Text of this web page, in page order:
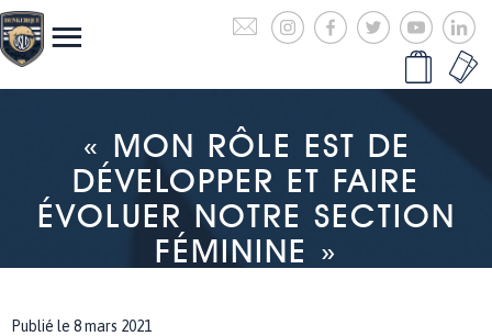
« MON RÔLE EST DE
DÉVELOPPER ET FAIRE
ÉVOLUER NOTRE SECTION
FÉMININE »
Publié le 8 mars 2021